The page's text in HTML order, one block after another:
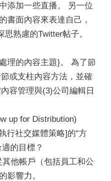
添加一些直播。 另一位
書面內容來表達自己，
熟慮的Twitter帖子。
理的內容主題}。 為了節
或支柱內容方法，並確
容管理與(3)公司編輯日
up for Distribution)
行社交媒體策略]的“方
的目標？
他帳戶（包括員工和公
影響力。